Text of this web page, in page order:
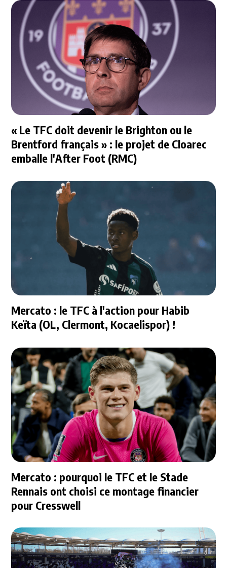
« Le TFC doit devenir le Brighton ou le
Brentford français » : le projet de Cloarec
emballe l'After Foot (RMC)
Mercato : le TFC à l'action pour Habib
Keïta (OL, Clermont, Kocaelispor) !
Mercato : pourquoi le TFC et le Stade
Rennais ont choisi ce montage financier
pour Cresswell